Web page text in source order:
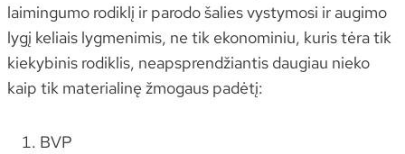
laimingumo rodiklį ir parodo šalies vystymosi ir augimo
lygį keliais lygmenimis, ne tik ekonominiu, kuris tėra tik
kiekybinis rodiklis, neapsprendžiantis daugiau nieko
kaip tik materialinę žmogaus padėtį:
BVP